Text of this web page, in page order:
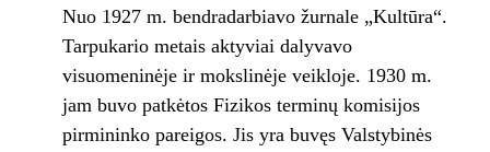
Nuo 1927 m. bendradarbiavo žurnale „Kultūra“.
Tarpukario metais aktyviai dalyvavo
visuomeninėje ir mokslinėje veikloje. 1930 m.
jam buvo patkėtos Fizikos terminų komisijos
pirmininko pareigos. Jis yra buvęs Valstybinės